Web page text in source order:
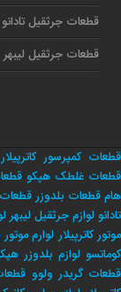
قطعات جرثقیل تادانو
قطعات جرثقیل لیبهر
قطعات کمپرسور کاترپیلار
قطعات غلطک هپکو
هام قطعات بلدوزر
تادانو لوازم جرثقیل لیبهر
موتور کاترپیلار لوارم موتور
کوماتسو لوازم بلدوزر
قطعات گریدر ولوو